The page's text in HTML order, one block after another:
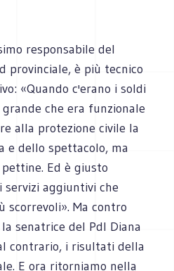
responsabile del
provinciale, è più tecnico
«Quando c'erano i soldi
che era funzionale
alla protezione civile la
e dello spettacolo, ma
Ed è giusto
servizi aggiuntivi che
scorrevoli». Ma contro
senatrice del Pdl Diana
contrario, i risultati della
E ora ritorniamo nella